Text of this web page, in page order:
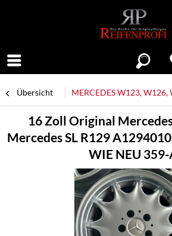
Übersicht MERCEDES W123,
16 Zoll Original
Mercedes SL R129
WIE NEU